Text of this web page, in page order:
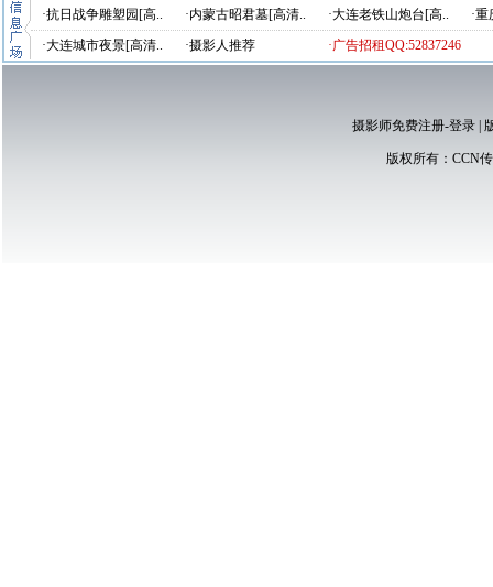
·抗日战争雕塑园[高.. ·内蒙古昭君墓[高清.. ·大连老铁山炮台[高..
·
·大连城市夜景[高清..
·摄影人推荐 ·广告招租QQ:52837246
摄影师免费注册-登录|
版权所有： CCN